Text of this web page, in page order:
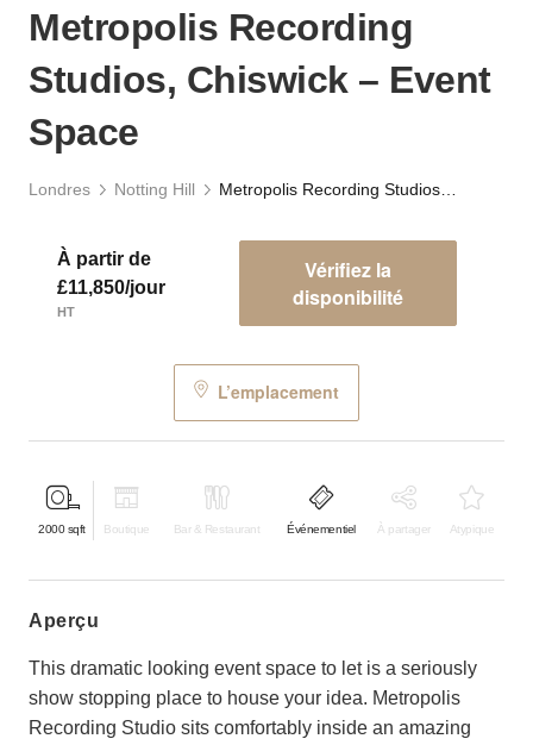
Metropolis Recording
Studios, Chiswick – Event
Space
Londres Notting Hill
À partir de
£11,850/jour
HT
Vérifiez la
disponibilité
L’emplacement
2000 sqft Boutique Bar & Restaurant Événementiel À partager Atypique
aperçu
This dramatic looking event space to let is a seriously
show stopping place to house your idea. Metropolis
Recording Studio sits comfortably inside an amazing